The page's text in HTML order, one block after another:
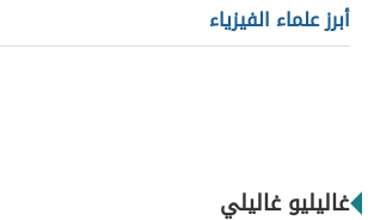
أبرز علماء الفيزياء
غاليليو غاليلي